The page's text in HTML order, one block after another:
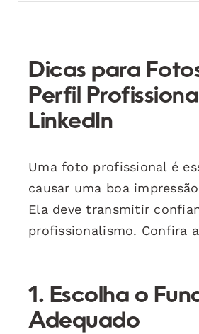
Dicas para
Perfil
LinkedIn
Uma foto profissional é
causar uma boa
Ela deve transmitir
profissionalismo. Confira
1. Escolha o
Adequado